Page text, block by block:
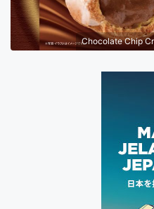
Chocolate Chip